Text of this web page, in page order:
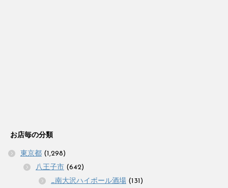
お店毎の分類
東京都 (1,298)
八王子市 (642)
_南大沢ハイボール酒場 (131)